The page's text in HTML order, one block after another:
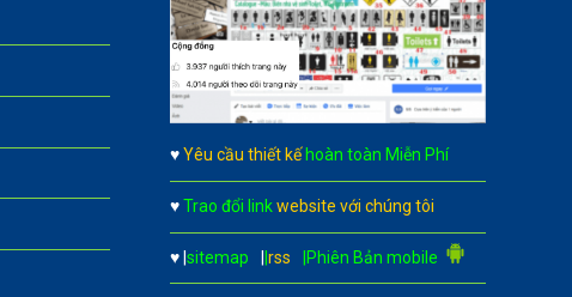
♥Yêu cầu thiết kế hoàn toàn Miễn Phí
♥Trao đổi linkwebsite với chúng tôi
♥ sitemap rss |Phiên Bản mobile